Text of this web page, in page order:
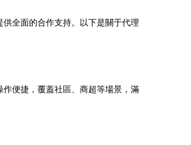
全面的合作支持。以下是關于代理
便捷，覆蓋社區、商超等場景，滿